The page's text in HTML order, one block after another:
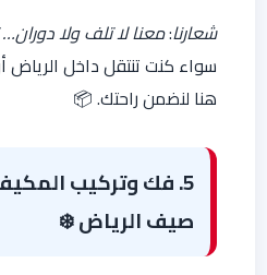
شعارنا:معنا لا تلف ولا
سواء كنت تنتقل داخل الرياض
هنا لنضمن راحتك. 📦
5. فك وتركيب
صيف الرياض❄️